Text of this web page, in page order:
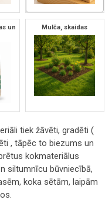
un
Mulča, skaidas
tiek žāvēti, gradēti (
, tāpēc to biezums un
kokmateriālus
siltumnīcu būvniecībā,
koka sētām, laipām